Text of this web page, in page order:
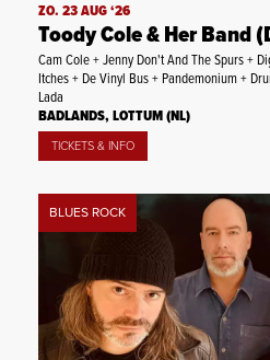
ZO. 23 AUG ‘26
Toody Cole & Her Band
Cam Cole + Jenny Don't And The Spurs +
Itches + De Vinyl Bus + Pandemonium +
Lada
BADLANDS, LOTTUM (NL)
TICKETS & INFO
BLUES ROCK